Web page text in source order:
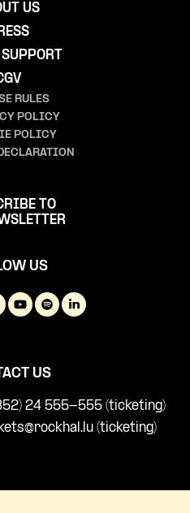
US
RULES
POLICY
POLICY
TO
US
US
24 555-555 (ticketing)
(ticketing)